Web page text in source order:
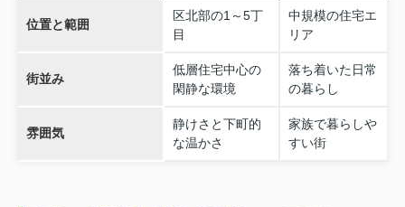
位置と範囲
区北部の1～5丁
目
中規模の住宅エ
リア
街並み
低層住宅中心の
閑静な環境
落ち着いた日常
の暮らし
雰囲気
静けさと下町的
な温かさ
家族で暮らしや
すい街